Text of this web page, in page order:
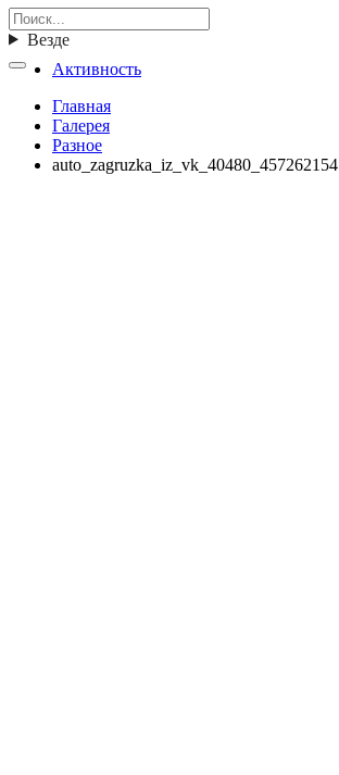
Везде
Активность
Главная
Галерея
Разное
auto_zagruzka_iz_vk_40480_457262154